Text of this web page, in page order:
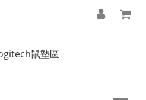
鼠墊區